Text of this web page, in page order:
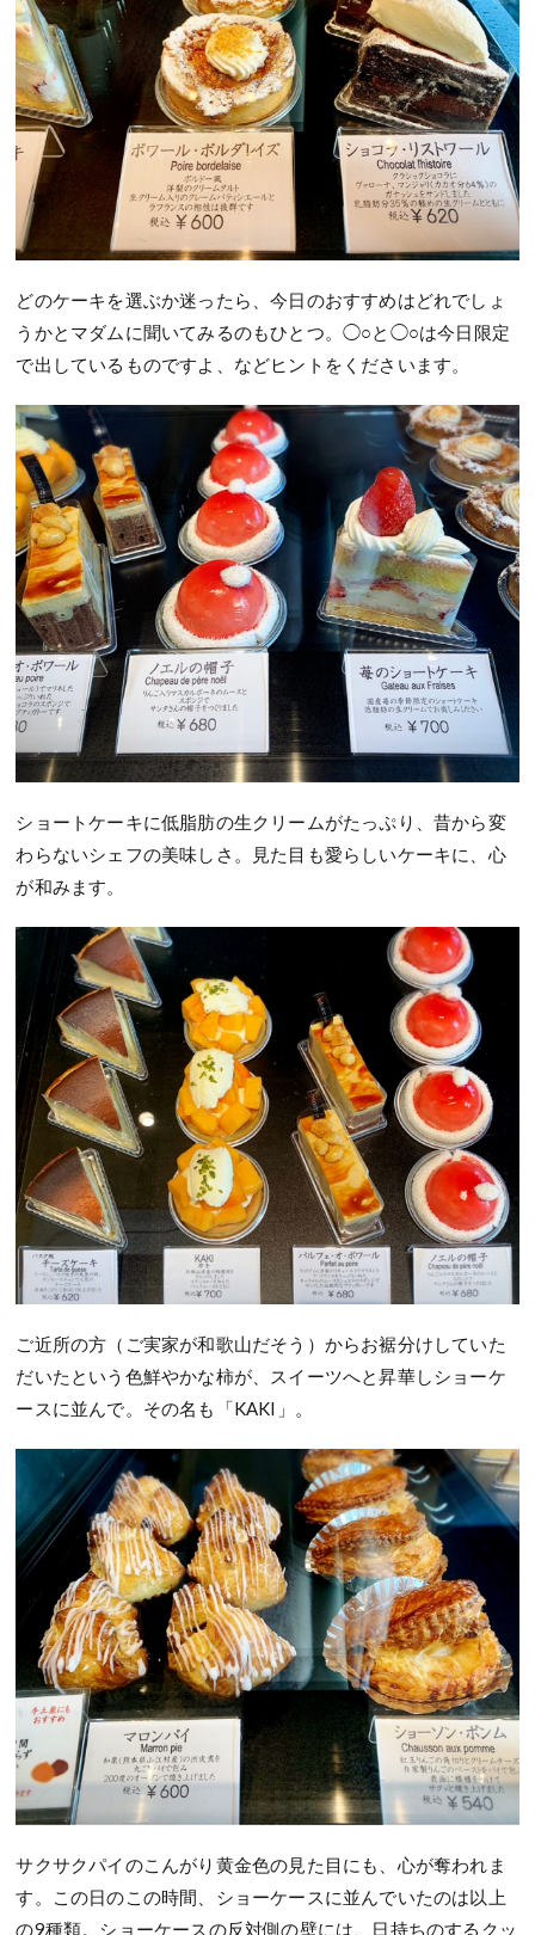
どのケーキを選ぶか迷ったら、今日のおすすめはどれでしょ
うかとマダムに聞いてみるのもひとつ。◯○と◯○は今日限定
で出しているものですよ、などヒントをくださいます。
ショートケーキに低脂肪の生クリームがたっぷり、昔から変
わらないシェフの美味しさ。見た目も愛らしいケーキに、心
が和みます。
ご近所の方（ご実家が和歌山だそう）からお裾分けしていた
だいたという色鮮やかな柿が、スイーツへと昇華しショーケ
ースに並んで。その名も「KAKI」。
サクサクパイのこんがり黄金色の見た目にも、心が奪われま
す。この日のこの時間、ショーケースに並んでいたのは以上
の9種類。ショーケースの反対側の壁には、日持ちのするクッ